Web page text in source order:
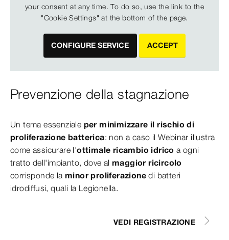
your consent at any time. To do so, use the link to the
"Cookie Settings" at the bottom of the page.
CONFIGURE SERVICE ACCEPT
Prevenzione della stagnazione
Un tema essenziale per minimizzare il rischio di
proliferazione batterica: non a caso il Webinar illustra
come assicurare l'ottimale ricambio idrico a ogni
tratto dell'impianto, dove al maggior ricircolo
corrisponde la minor proliferazione di batteri
idrodiffusi, quali la Legionella.
VEDI REGISTRAZIONE